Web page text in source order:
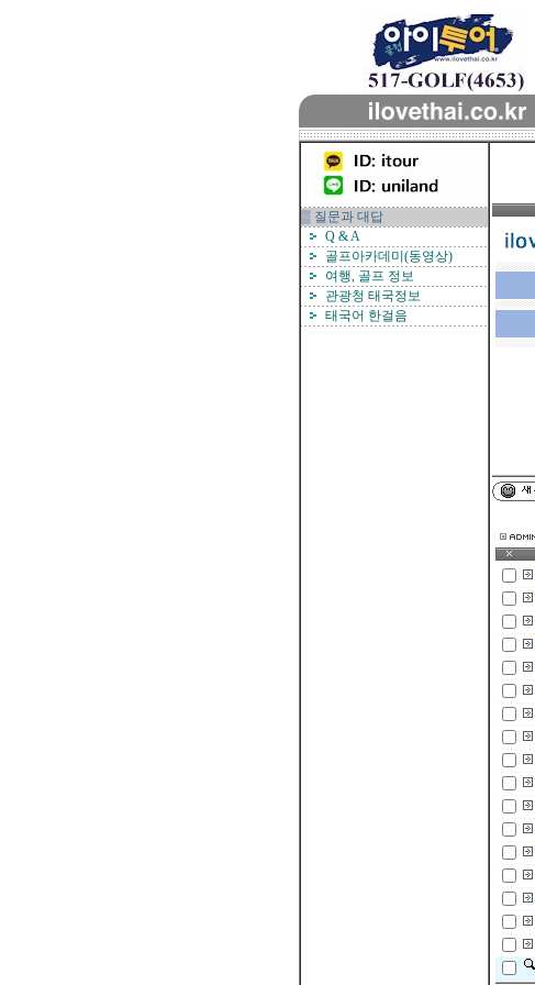
▒ 질문과 대답
Q & A
골프아카데미(동영상)
여행, 골프 정보
관광청 태국정보
태국어 한걸음